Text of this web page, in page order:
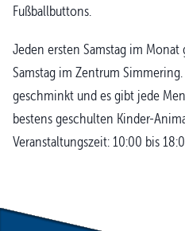
Fußballbuttons.
Jeden ersten Samstag im
Samstag im Zentrum
geschminkt und es gibt jede
bestens geschulten Kinder-
Veranstaltungszeit: 10:00 bis